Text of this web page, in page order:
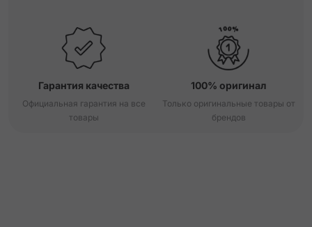
Гарантия качества
Официальная гарантия на все
товары
100% оригинал
Только оригинальные товары от
брендов